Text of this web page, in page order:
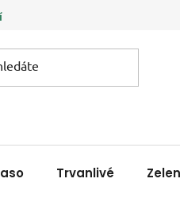
Podmínky
Trvanlivé